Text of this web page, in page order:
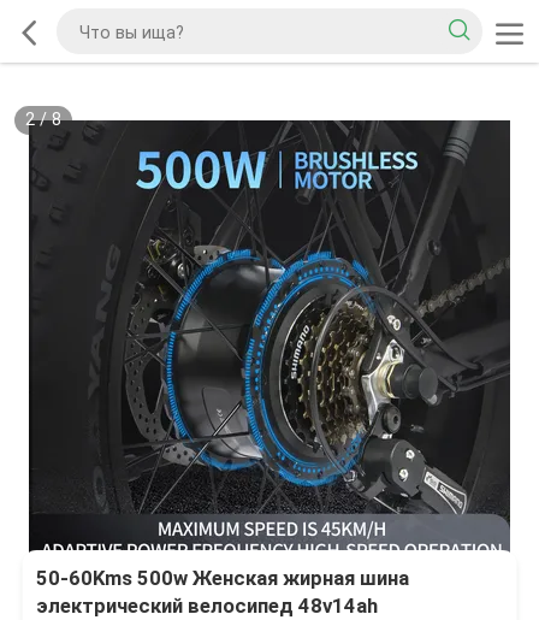
2/8
50-60Kms 500w Женская жирная шина
электрический велосипед 48v14ah